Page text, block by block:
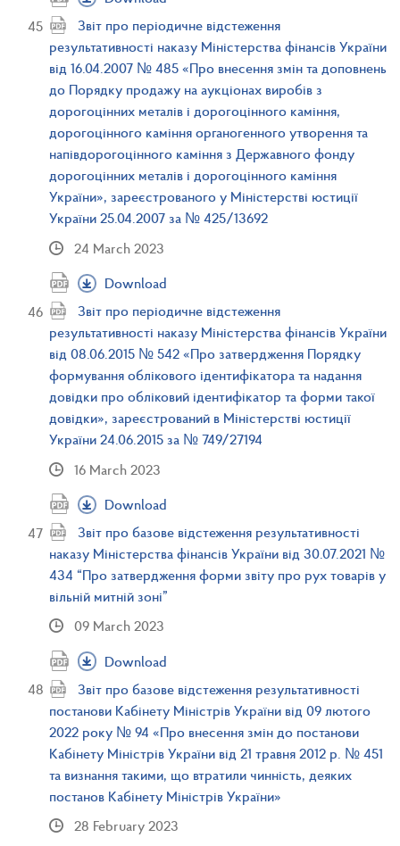
Звіт про періодичне відстеження
результативності наказу Міністерства фінансів України
від 16.04.2007 № 485 «Про внесення змін та доповнень
до Порядку продажу на аукціонах виробів з
дорогоцінних металів і дорогоцінного каміння,
дорогоцінного каміння органогенного утворення та
напівдорогоцінного каміння з Державного фонду
дорогоцінних металів і дорогоцінного каміння
України», зареєстрованого у Міністерстві юстиції
України 25.04.2007 за № 425/13692
24 March 2023
Download
Звіт про періодичне відстеження
результативності наказу Міністерства фінансів України
від 08.06.2015 № 542 «Про затвердження Порядку
формування облікового ідентифікатора та надання
довідки про обліковий ідентифікатор та форми такої
довідки», зареєстрований в Міністерстві юстиції
України 24.06.2015 за № 749/27194
16 March 2023
Download
Звіт про базове відстеження результативності
наказу Міністерства фінансів України від 30.07.2021 №
434 “Про затвердження форми звіту про рух товарів у
вільній митній зоні”
09 March 2023
Download
Звіт про базове відстеження результативності
постанови Кабінету Міністрів України від 09 лютого
2022 року № 94 «Про внесення змін до постанови
Кабінету Міністрів України від 21 травня 2012 р. № 451
та визнання такими, що втратили чинність, деяких
постанов Кабінету Міністрів України»
28 February 2023